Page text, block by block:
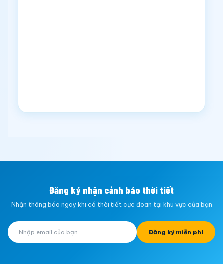
Đăng ký nhận cảnh báo thời tiết
Nhận thông báo ngay khi có thời tiết cực đoan tại khu vực của bạn
Đăng ký miễn phí